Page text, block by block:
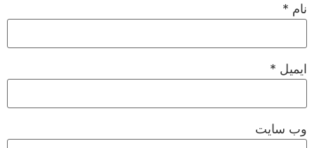
نام *
ایمیل *
وب‌ سایت